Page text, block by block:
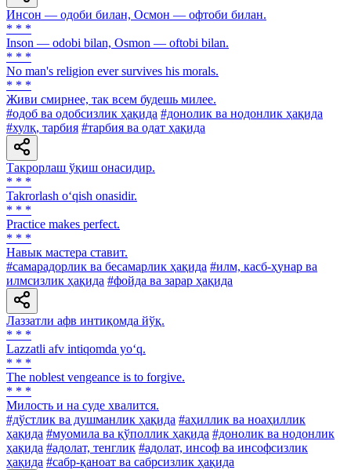
Инсон — одоби билан, Осмон — офтоби билан.
* * *
Inson — odobi bilan, Osmon — oftobi bilan.
* * *
No man's religion ever survives his morals.
* * *
Живи смирнее, так всем будешь милее.
#одоб ва одобсизлик ҳақида #донолик ва нодонлик ҳақида
#хулқ, тарбия #тарбия ва одат ҳақида
Такрорлаш ўқиш онасидир.
* * *
Takrorlash o‘qish onasidir.
* * *
Practice makes perfect.
* * *
Навык мастера ставит.
#самарадорлик ва бесамарлик ҳақида #илм, касб-ҳунар ва
илмсизлик ҳақида #фойда ва зарар ҳақида
Лаззатли афв интиқомда йўқ.
* * *
Lazzatli afv intiqomda yo‘q.
* * *
The noblest vengeance is to forgive.
* * *
Милость и на суде хвалится.
#дўстлик ва душманлик ҳақида #аҳиллик ва ноаҳиллик
ҳақида #муомила ва қўполлик ҳақида #донолик ва нодонлик
ҳақида #адолат, тенглик #адолат, инсоф ва инсофсизлик
ҳақида #сабр-қаноат ва сабрсизлик ҳақида